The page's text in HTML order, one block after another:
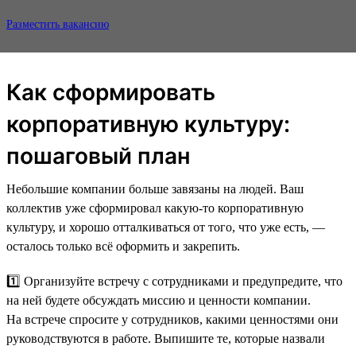
Разместить вакансию
Как сформировать
корпоративную культуру:
пошаговый план
Небольшие компании больше завязаны на людей. Ваш
коллектив уже сформировал какую-то корпоративную
культуру, и хорошо отталкиваться от того, что уже есть, —
осталось только всё оформить и закрепить.
1️⃣ Организуйте встречу с сотрудниками и предупредите, что
на ней будете обсуждать миссию и ценности компании.
На встрече спросите у сотрудников, какими ценностями они
руководствуются в работе. Выпишите те, которые назвали